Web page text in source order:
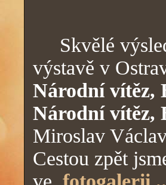
Skvělé
výstavě v
Národní vítěz,
Národní vítěz,
Miroslav
Cestou zpět